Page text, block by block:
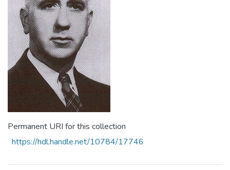
Permanent URI for this collection
https://hdl.handle.net/10784/17746